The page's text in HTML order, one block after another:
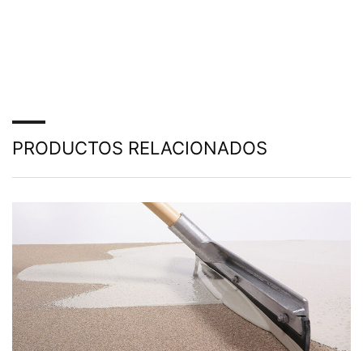
PRODUCTOS RELACIONADOS